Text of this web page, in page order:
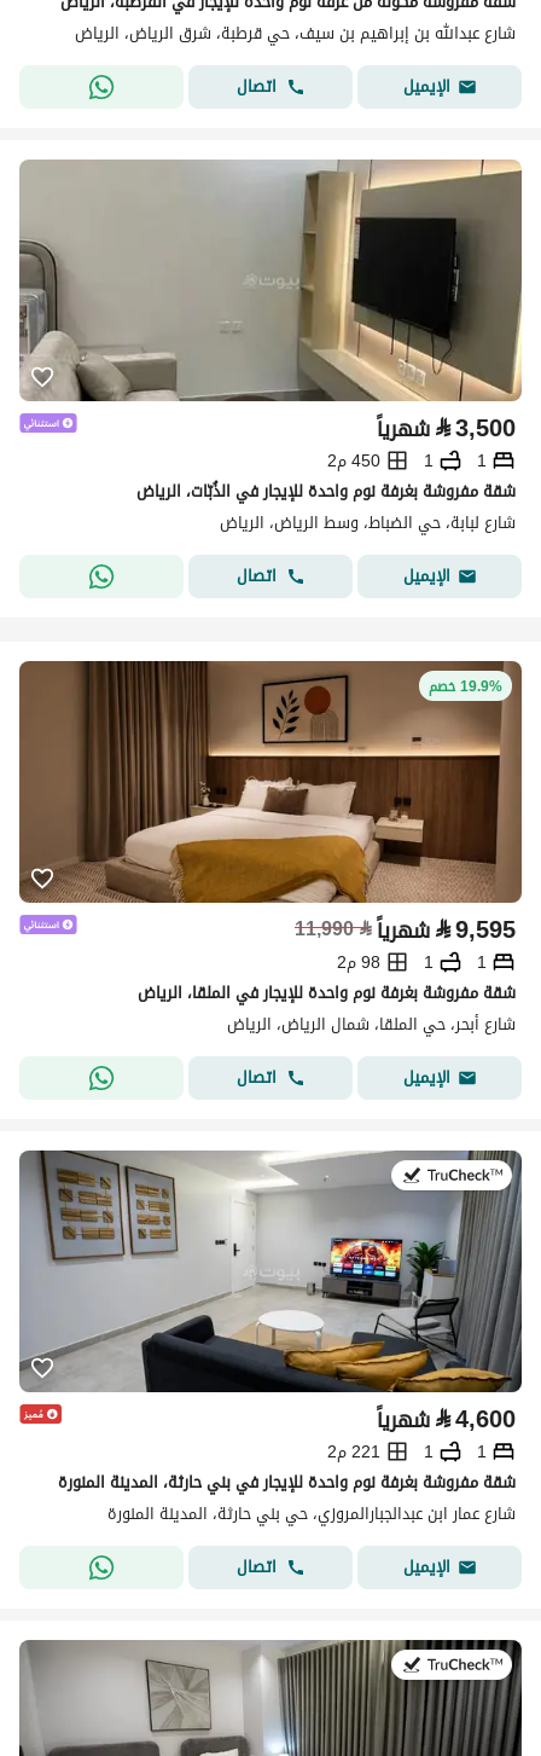
شارع عبدالله بن إبراهيم بن سيف، حي قرطبة، شرق الرياض، الرياض
الإيميل
اتصال
⃁3,500 شهرياً
1
1
450 م2
شقة مفروشة بغرفة نوم واحدة للإيجار في الذُبّات، الرياض
شارع لبابة، حي الضباط، وسط الرياض، الرياض
الإيميل
اتصال
19.9% خصم
⃁9,595 شهرياً⃁
11,990
1
1
98 م2
شقة مفروشة بغرفة نوم واحدة للإيجار في الملقا، الرياض
شارع أبحر، حي الملقا، شمال الرياض، الرياض
الإيميل
اتصال
⃁4,600 شهرياً
1
1
221 م2
شقة مفروشة بغرفة نوم واحدة للإيجار في بني حارثة، المدينة المنورة
شارع عمار ابن عبدالجبارالمروزي، حي بني حارثة، المدينة المنورة
الإيميل
اتصال
في:19 يوليو 2026